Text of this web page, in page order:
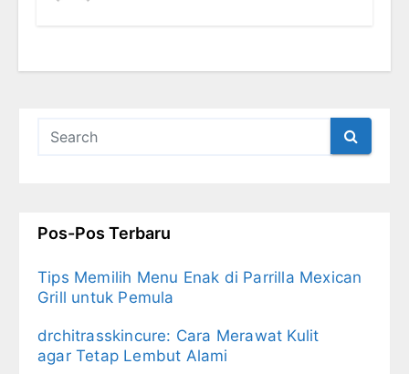
Pos-Pos Terbaru
Tips Memilih Menu Enak di Parrilla Mexican
Grill untuk Pemula
drchitrasskincure: Cara Merawat Kulit
agar Tetap Lembut Alami